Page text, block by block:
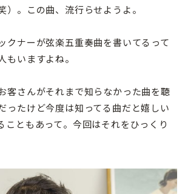
）。この曲、流行らせようよ。
クナーが弦楽五重奏曲を書いてるって
もいますよね。
客さんがそれまで知らなかった曲を聴
ったけど今度は知ってる曲だと嬉しい
こともあって。今回はそれをひっくり